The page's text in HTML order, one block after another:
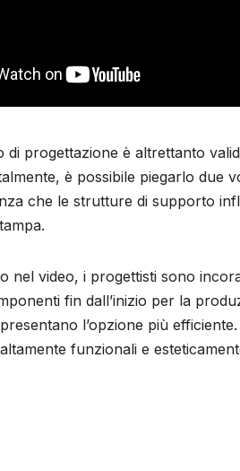
di progettazione è altrettanto
è possibile piegarlo due
che le strutture di supporto
nel video, i progettisti sono
fin dall’inizio per la
l’opzione più
funzionali e